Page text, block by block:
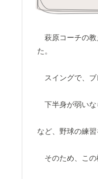
萩原コーチの教
た。
スイングで、ブ
下半身が弱いな
など、野球の練
そのため、この